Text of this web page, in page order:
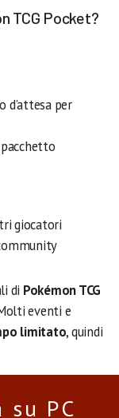
TCG Pocket?
d’attesa per
giocatori
di Pokémon TCG
eventi e
limitato, quindi
PC